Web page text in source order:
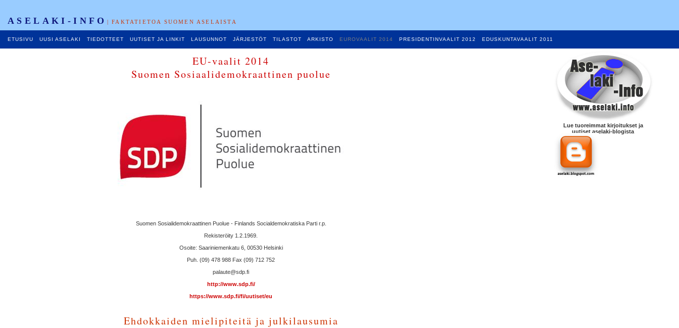
ASELAKI-INFO | FAKTATIETOA SUOMEN ASELAISTA
ETUSIVU UUSI ASELAKI TIEDOTTEET UUTISET JA LINKIT LAUSUNNOT JÄRJESTÖT TILASTOT ARKISTO EUROVAALIT 2014 PRESIDENTINVAALIT 2012 EDUSKUNTAVAALIT 2011
EU-vaalit 2014
Suomen Sosiaalidemokraattinen puolue
Suomen Sosialidemokraattinen Puolue - Finlands Socialdemokratiska Parti r.p.
Rekisteröity 1.2.1969.
Osoite: Saariniemenkatu 6, 00530 Helsinki
Puh. (09) 478 988 Fax (09) 712 752
palaute@sdp.fi
http://www.sdp.fi/
https://www.sdp.fi/fi/uutiset/eu
Ehdokkaiden mielipiteitä ja julkilausumia
Lue tuoreimmat kirjoitukset ja
uutiset aselaki-blogista